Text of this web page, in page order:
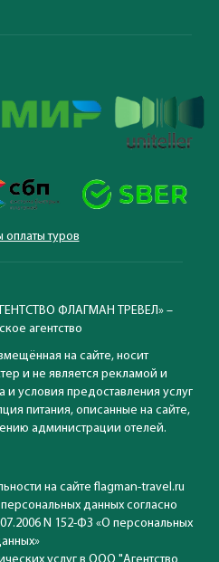
оплаты туров
ФЛАГМАН ТРЕВЕЛ» –
агентство
на сайте, носит
и не является рекламой и
условия предоставления услуг
питания, описанные на сайте,
администрации отелей.
на сайте flagman-travel.ru
данных согласно
N 152-ФЗ «О персональных